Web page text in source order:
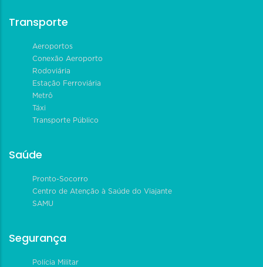
Transporte
Aeroportos
Conexão Aeroporto
Rodoviária
Estação Ferroviária
Metrô
Táxi
Transporte Público
Saúde
Pronto-Socorro
Centro de Atenção à Saúde do Viajante
SAMU
Segurança
Polícia Militar